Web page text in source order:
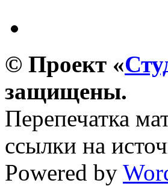
© Проект «
защищены.
Перепечатка
ссылки на
Powered by